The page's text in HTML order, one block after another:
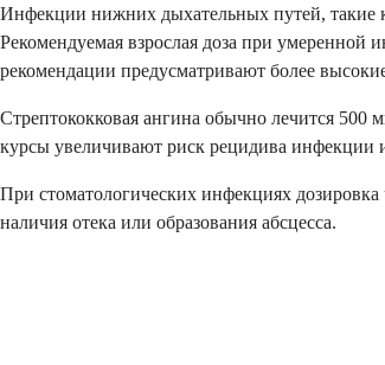
Инфекции нижних дыхательных путей, такие
Рекомендуемая взрослая доза при
рекомендации предусматривают более
Стрептококковая ангина обычно лечится
курсы увеличивают риск рецидива инфекции
При стоматологических инфекциях дозировка
наличия отека или образования абсцесса.